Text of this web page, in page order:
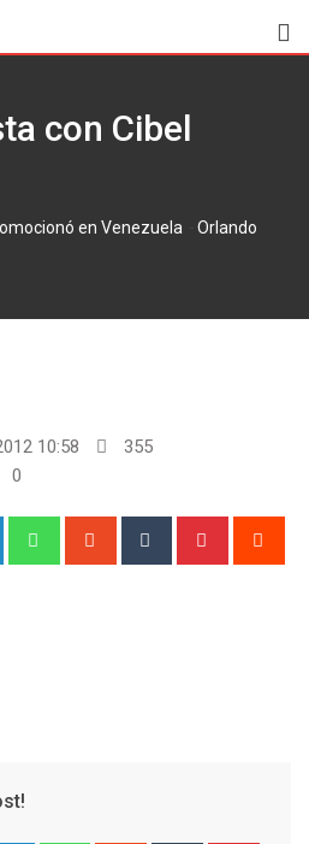
con Cibel
Orlando
10:58
355
0
LinkedIn WhatsappStumbleUpon
Tumblr Pinterest